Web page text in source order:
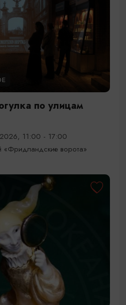
по улицам
11:00 - 17:00
«Фридландские ворота»